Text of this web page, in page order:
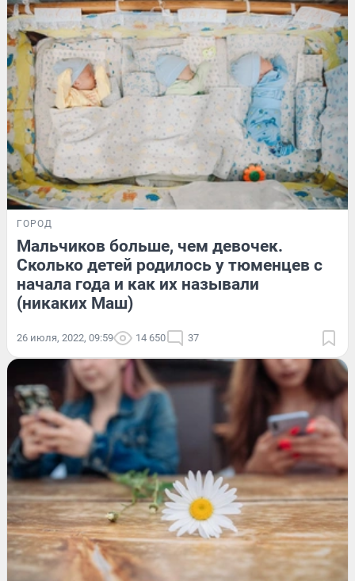
ГОРОД
Мальчиков больше, чем девочек.
Сколько детей родилось у тюменцев с
начала года и как их называли
(никаких Маш)
26 июля, 2022, 09:59 14 650 37